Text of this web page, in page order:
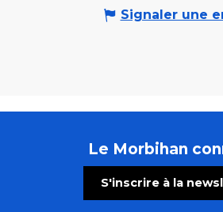
Signaler une
Le Morbihan
S'inscrire à la